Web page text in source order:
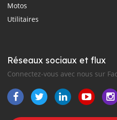
Motos
Utilitaires
Réseaux sociaux et flux
Connectez-vous avec nous sur